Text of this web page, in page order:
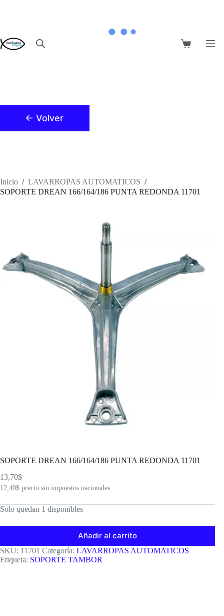
Carro
← Volver
Inicio / LAVARROPAS AUTOMATICOS /
SOPORTE DREAN 166/164/186 PUNTA REDONDA 11701
SOPORTE DREAN 166/164/186 PUNTA REDONDA 11701
13,70$
12,40$ precio sin impuestos nacionales
Solo quedan 1 disponibles
Añadir al carrito
SKU: 11701 Categoría: LAVARROPAS AUTOMATICOS
Etiqueta: SOPORTE TAMBOR